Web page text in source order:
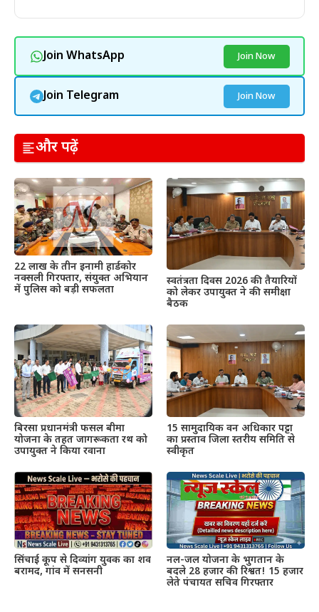
Join WhatsApp Join Now
Join Telegram Join Now
और पढ़ें
22 लाख के तीन इनामी हार्डकोर
नक्सली गिरफ्तार, संयुक्त अभियान
में पुलिस को बड़ी सफलता
स्वतंत्रता दिवस 2026 की तैयारियों
को लेकर उपायुक्त ने की समीक्षा
बैठक
बिरसा प्रधानमंत्री फसल बीमा
योजना के तहत जागरूकता रथ को
उपायुक्त ने किया रवाना
15 सामुदायिक वन अधिकार पट्टा
का प्रस्ताव जिला स्तरीय समिति से
स्वीकृत
सिंचाई कूप से दिव्यांग युवक का शव
बरामद, गांव में सनसनी
नल-जल योजना के भुगतान के
बदले 28 हजार की रिश्वत! 15 हजार
लेते पंचायत सचिव गिरफ्तार